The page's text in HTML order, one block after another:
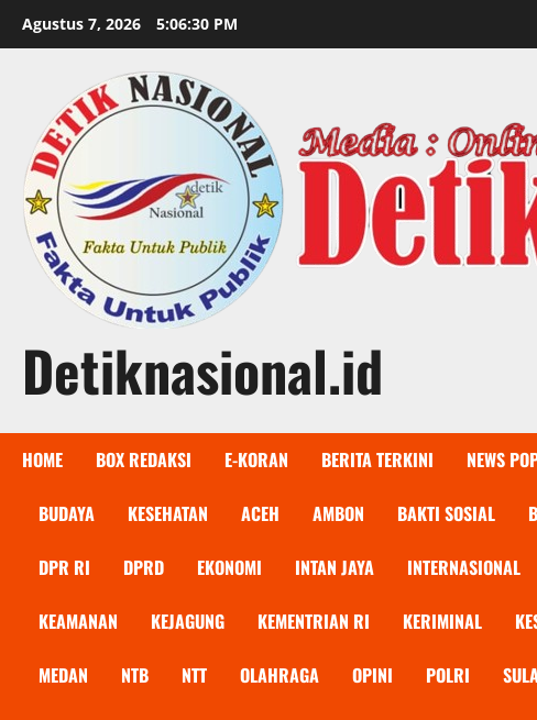
Agustus 7, 2026 5:06:31 PM
Detiknasional.id
HOME BOX REDAKSI E-KORAN BERITA TERKINI NEWS
BUDAYA KESEHATAN ACEH AMBON BAKTI SOSIAL
DPR RI DPRD EKONOMI INTAN JAYA INTERNASIONAL
KEAMANAN KEJAGUNG KEMENTRIAN RI KERIMINAL
MEDAN NTB NTT OLAHRAGA OPINI POLRI